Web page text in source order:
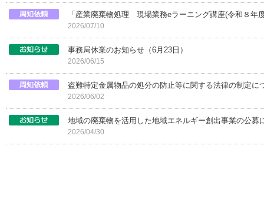
「産業廃棄物処理 現場業務eラーニング講座(令和８年
2026/07/10
事務局休業のお知らせ（6月23日）
2026/06/15
盗難特定金属物品の処分の防止等に関する法律の制定に
2026/06/02
地域の廃棄物を活用した地域エネルギー創出事業の公募
2026/04/30